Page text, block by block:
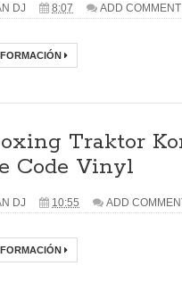
DJ 8:07 ADD COMMENT
Traktor
Code Vinyl
DJ 10:55 ADD